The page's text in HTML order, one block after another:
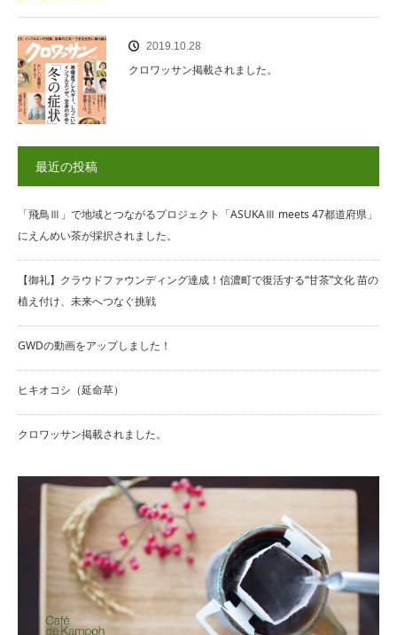
2019.10.28
クロワッサン掲載されました。
最近の投稿
「飛鳥Ⅲ」で地域とつながるプロジェクト「ASUKAⅢ meets 47都道府県」
にえんめい茶が採択されました。
【御礼】クラウドファウンディング達成！信濃町で復活する“甘茶”文化 苗の
植え付け、未来へつなぐ挑戦
GWDの動画をアップしました！
ヒキオコシ（延命草）
クロワッサン掲載されました。